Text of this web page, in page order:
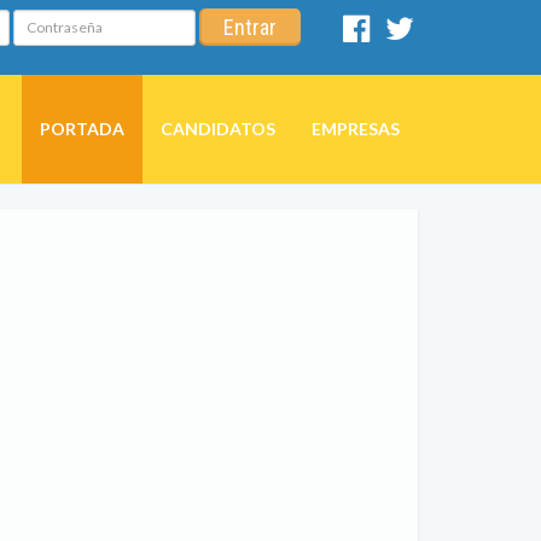
Contraseña Entrar
Facebook
PORTADA CANDIDATOS EMPRESAS